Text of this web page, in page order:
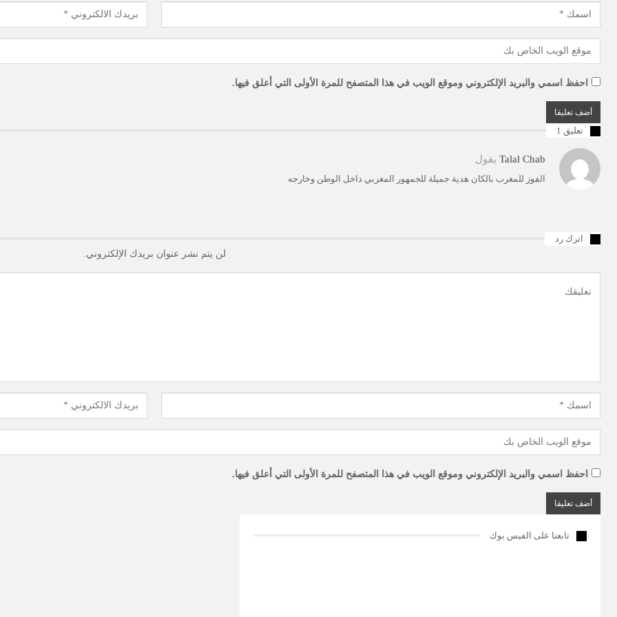
احفظ اسمي والبريد الإلكتروني وموقع الويب في هذا المتصفح للمرة الأولى التي أعلق فيها.
تعليق 1
Talal Chab يقول
الفوز للمغرب بالكان هدية جميلة للجمهور المغربي داخل الوطن وخارجه
اترك رد
لن يتم نشر عنوان بريدك الإلكتروني.
احفظ اسمي والبريد الإلكتروني وموقع الويب في هذا المتصفح للمرة الأولى التي أعلق فيها.
تابعنا على الفيس بوك